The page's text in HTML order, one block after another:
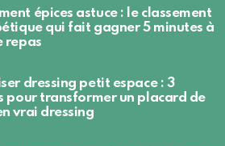
épices astuce : le classement
qui fait gagner 5 minutes à
repas
dressing petit espace : 3
pour transformer un placard de
vrai dressing